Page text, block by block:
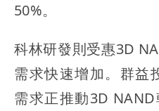
50%。
科林研發則受惠3D
需求快速增加。群益
需求正推動3D